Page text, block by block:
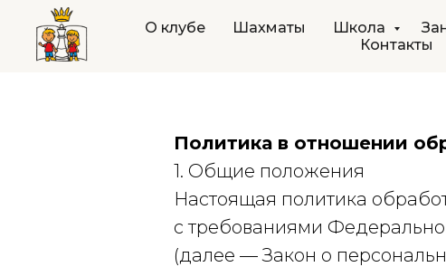
О клубе Шахматы Школа
Контакты
Политика в отношении
1. Общие положения
Настоящая политика
с требованиями
(далее — Закон о